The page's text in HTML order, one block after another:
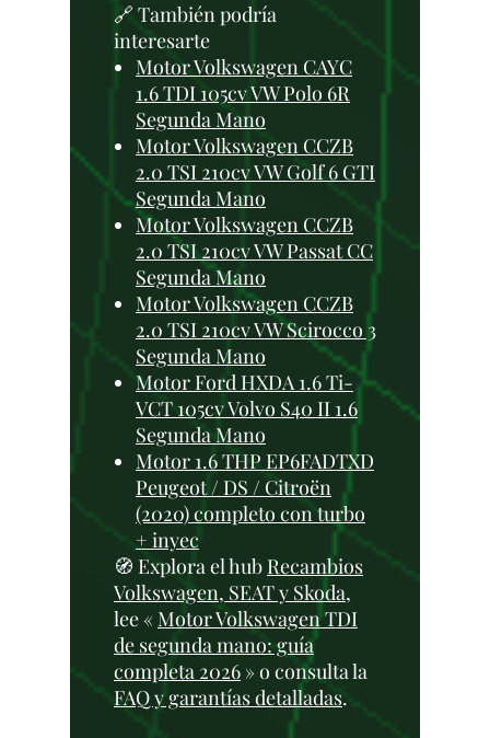
🔗 También podría
interesarte
Motor Volkswagen CAYC
1.6 TDI 105cv VW Polo 6R
Segunda Mano
Motor Volkswagen CCZB
2.0 TSI 210cv VW Golf 6 GTI
Segunda Mano
Motor Volkswagen CCZB
2.0 TSI 210cv VW Passat CC
Segunda Mano
Motor Volkswagen CCZB
2.0 TSI 210cv VW Scirocco 3
Segunda Mano
Motor Ford HXDA 1.6 Ti-
VCT 105cv Volvo S40 II 1.6
Segunda Mano
Motor 1.6 THP EP6FADTXD
Peugeot / DS / Citroën
(2020) completo con turbo
+ inyec
🧭 Explora el hub Recambios
Volkswagen, SEAT y Skoda,
lee « Motor Volkswagen TDI
de segunda mano: guía
completa 2026 » o consulta la
FAQ y garantías detalladas.